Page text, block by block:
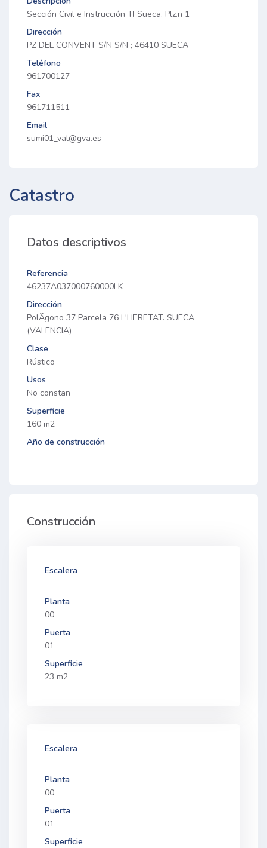
Sección Civil e Instrucción TI Sueca. Plz.n 1
Dirección
PZ DEL CONVENT S/N S/N ; 46410 SUECA
Teléfono
961700127
Fax
961711511
Email
sumi01_val@gva.es
Catastro
Datos descriptivos
Referencia
46237A037000760000LK
Dirección
PolÃ­gono 37 Parcela 76 L'HERETAT. SUECA
(VALENCIA)
Clase
Rústico
Usos
No constan
Superficie
160 m2
Año de construcción
Construcción
Escalera
Planta
00
Puerta
01
Superficie
23 m2
Escalera
Planta
00
Puerta
01
Superficie